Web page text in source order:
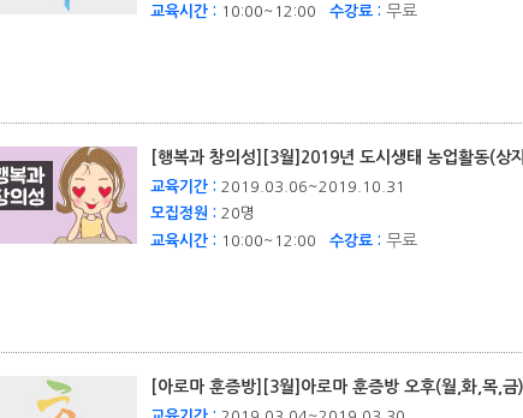
교육시간 : 10:00~12:00 수강료 : 무료
[행복과 창의성][3월]2019년 도시생태 농업활동(상
교육기간 : 2019.03.06~2019.10.31
모집정원 : 20명
교육시간 : 10:00~12:00 수강료 : 무료
[아로마 훈증방][3월]아로마 훈증방 오후(월,화,목,